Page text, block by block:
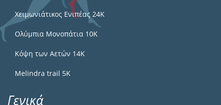
Χειμωνιάτικος Ενιπέας 24Κ
Ολύμπια Μονοπάτια 10Κ
Κόψη των Αετών 14Κ
Melindra trail 5Κ
Γενικά